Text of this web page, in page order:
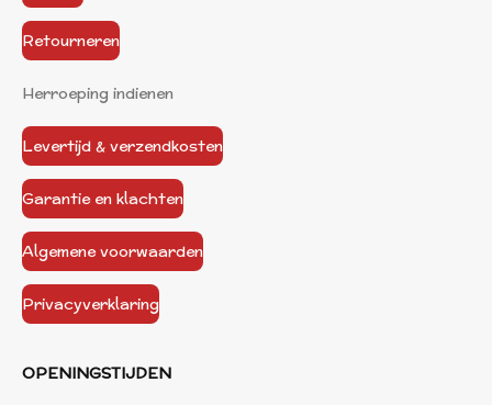
Retourneren
Herroeping indienen
Levertijd & verzendkosten
Garantie en klachten
Algemene voorwaarden
Privacyverklaring
OPENINGSTIJDEN